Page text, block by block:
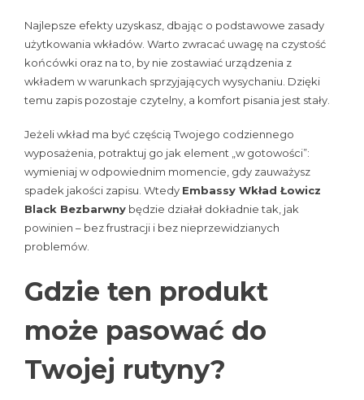
Najlepsze efekty uzyskasz, dbając o podstawowe zasady
użytkowania wkładów. Warto zwracać uwagę na czystość
końcówki oraz na to, by nie zostawiać urządzenia z
wkładem w warunkach sprzyjających wysychaniu. Dzięki
temu zapis pozostaje czytelny, a komfort pisania jest stały.
Jeżeli wkład ma być częścią Twojego codziennego
wyposażenia, potraktuj go jak element „w gotowości”:
wymieniaj w odpowiednim momencie, gdy zauważysz
spadek jakości zapisu. Wtedy Embassy Wkład Łowicz
Black Bezbarwny będzie działał dokładnie tak, jak
powinien – bez frustracji i bez nieprzewidzianych
problemów.
Gdzie ten produkt
może pasować do
Twojej rutyny?